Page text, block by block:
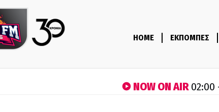
HOME ΕΚΠΟΜΠΕΣ
NOW ON AIR02:00